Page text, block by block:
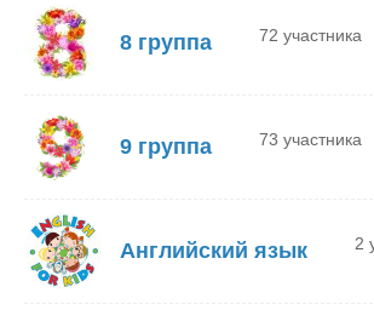
8 группа 72 участника
9 группа 73 участника
Английский язык 2